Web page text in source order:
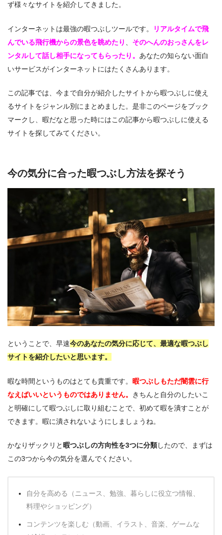
ず様々なサイトを紹介してきました。
インターネットは最強の暇つぶしツールです。
リアルタイムで飛
んでいる飛行機からの景色を眺めたり
そのへんのおっさんをレ
ンタルして話し相手になってもらったり。 あなたの知らない面白
いサービスがインターネットにはたくさんあります。
この記事では、今まで自分が紹介したサイトから暇つぶしに使え
るサイトをジャンル別にまとめました。是非このページをブック
マークし、暇だなと思った時にはこの記事から暇つぶしに使える
サイトを探してみてください。
今の気分に合った暇つぶし方法を探そう
ということで、早速今のあなたの気分に応じて、最適な暇つぶし
サイトを紹介したいと思います。
暇な時間というものはとても貴重です。 暇つぶしもただ闇雲に行
なえばいいというものではありません。
きちんと自分のしたいこ
と明確にして暇つぶしに取り組むことで、初めて暇を潰すことが
できます。暇に潰されないようにしましょうね。
かなりザックリと暇つぶしの方向性を3つに分類したので、まずは
この3つから今の気分を選んでください。
自分を高める（ニュース、勉強、暮らしに役立つ情報、
料理やショッピング）
コンテンツを楽しむ（動画、イラスト、音楽、ゲームな